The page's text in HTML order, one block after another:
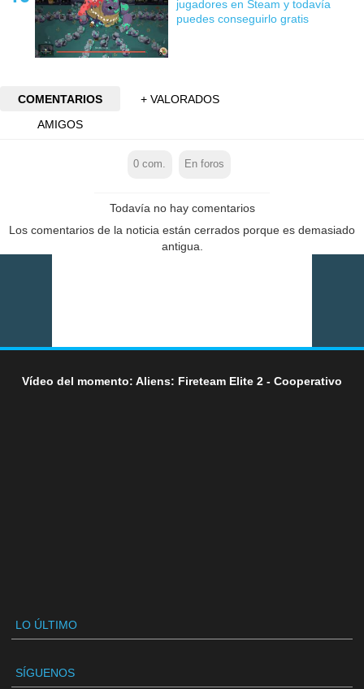
jugadores en Steam y todavía
puedes conseguirlo gratis
COMENTARIOS
+ VALORADOS
AMIGOS
0 com. En foros
Todavía no hay comentarios
Los comentarios de la noticia están cerrados porque es demasiado
antigua.
Vídeo del momento: Aliens: Fireteam Elite 2 - Cooperativo
LO ÚLTIMO
SÍGUENOS